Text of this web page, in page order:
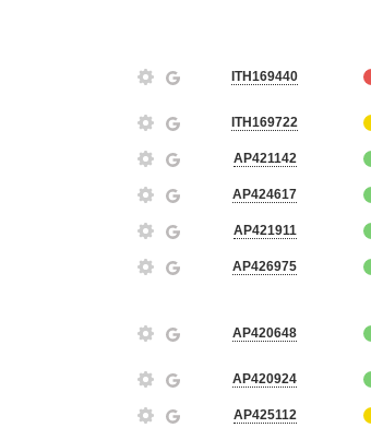
ITH169440
ITH169722
AP421142
AP424617
AP421911
AP426975
AP420648
AP420924
AP425112